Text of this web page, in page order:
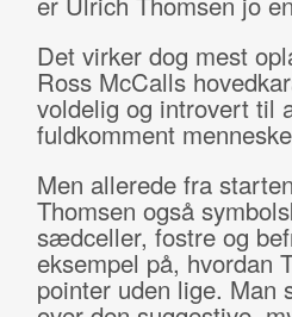
Det virker dog mest
Ross McCalls
voldelig og introvert til
fuldkomment
Men allerede fra
Thomsen også
sædceller, fostre og
eksempel på, hvordan
pointer uden lige. Man